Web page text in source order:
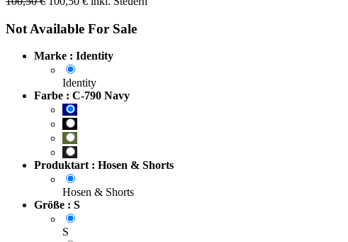
Not Available For Sale
Marke : Identity
Identity
Farbe : C-790 Navy
Produktart : Hosen & Shorts
Hosen & Shorts
Größe : S
S